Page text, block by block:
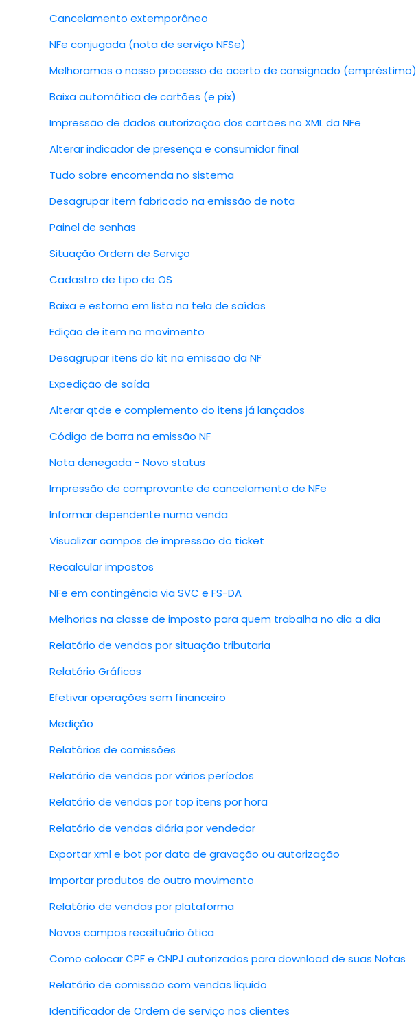
Cancelamento extemporâneo
NFe conjugada (nota de serviço NFSe)
Melhoramos o nosso processo de acerto de consignado (empréstimo)
Baixa automática de cartões (e pix)
Impressão de dados autorização dos cartões no XML da NFe
Alterar indicador de presença e consumidor final
Tudo sobre encomenda no sistema
Desagrupar item fabricado na emissão de nota
Painel de senhas
Situação Ordem de Serviço
Cadastro de tipo de OS
Baixa e estorno em lista na tela de saídas
Edição de item no movimento
Desagrupar itens do kit na emissão da NF
Expedição de saída
Alterar qtde e complemento do itens já lançados
Código de barra na emissão NF
Nota denegada - Novo status
Impressão de comprovante de cancelamento de NFe
Informar dependente numa venda
Visualizar campos de impressão do ticket
Recalcular impostos
NFe em contingência via SVC e FS-DA
Melhorias na classe de imposto para quem trabalha no dia a dia
Relatório de vendas por situação tributaria
Relatório Gráficos
Efetivar operações sem financeiro
Medição
Relatórios de comissões
Relatório de vendas por vários períodos
Relatório de vendas por top itens por hora
Relatório de vendas diária por vendedor
Exportar xml e bot por data de gravação ou autorização
Importar produtos de outro movimento
Relatório de vendas por plataforma
Novos campos receituário ótica
Como colocar CPF e CNPJ autorizados para download de suas Notas
Relatório de comissão com vendas liquido
Identificador de Ordem de serviço nos clientes